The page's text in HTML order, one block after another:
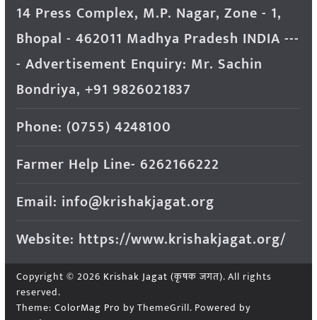
14 Press Complex, M.P. Nagar, Zone - 1,
Bhopal - 462011 Madhya Pradesh INDIA ---
- Advertisement Enquiry: Mr. Sachin
Bondriya, +91 9826021837
Phone: (0755) 4248100
Farmer Help Line- 6262166222
Email: info@krishakjagat.org
Website: https://www.krishakjagat.org/
Copyright © 2026 Krishak Jagat (कृषक जगत). All rights
reserved.
Theme: ColorMag Pro by ThemeGrill. Powered by